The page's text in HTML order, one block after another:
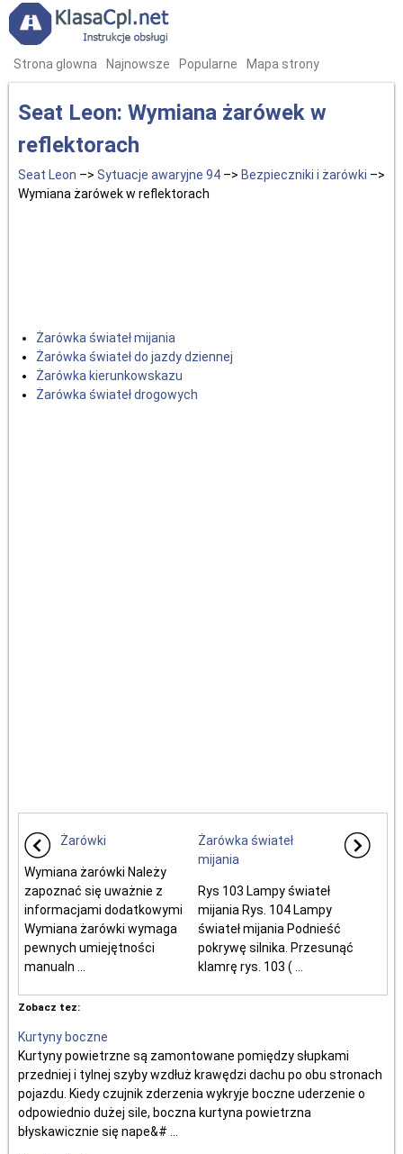
Strona glowna Najnowsze Popularne Mapa strony
Seat Leon: Wymiana żarówek w
reflektorach
Seat Leon –> Sytuacje awaryjne 94 –> Bezpieczniki i żarówki –>
Wymiana żarówek w reflektorach
Żarówka świateł mijania
Żarówka świateł do jazdy dziennej
Żarówka kierunkowskazu
Żarówka świateł drogowych
Żarówki
Wymiana żarówki Należy
zapoznać się uważnie z
informacjami dodatkowymi
Wymiana żarówki wymaga
pewnych umiejętności
manualn ...
Żarówka świateł
mijania
Rys 103 Lampy świateł
mijania Rys. 104 Lampy
świateł mijania Podnieść
pokrywę silnika. Przesunąć
klamrę rys. 103 ( ...
Zobacz tez:
Kurtyny boczne
Kurtyny powietrzne są zamontowane pomiędzy słupkami
przedniej i tylnej szyby wzdłuż krawędzi dachu po obu stronach
pojazdu. Kiedy czujnik zderzenia wykryje boczne uderzenie o
odpowiednio dużej sile, boczna kurtyna powietrzna
błyskawicznie się nape&# ...